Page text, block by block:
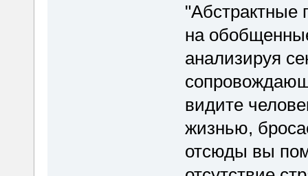
"Абстрактные
на
анализируя
видите
жизнью,
отсюды вы